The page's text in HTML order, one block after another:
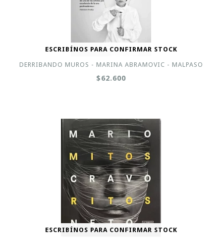
ESCRIBÍNOS PARA CONFIRMAR STOCK
DERRIBANDO MUROS - MARINA ABRAMOVIC - MALPASO
$62.600
ESCRIBÍNOS PARA CONFIRMAR STOCK